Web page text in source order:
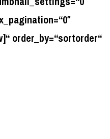
order_by=“sortorder“